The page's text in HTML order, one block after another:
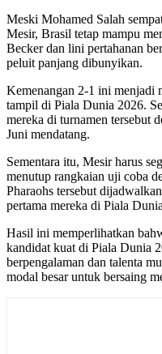
Meski Mohamed Salah
Mesir, Brasil tetap mampu
Becker dan lini pertahanan
peluit panjang dibunyikan.
Kemenangan 2-1 ini menjadi
tampil di Piala Dunia 2026.
mereka di turnamen tersebut
Juni mendatang.
Sementara itu, Mesir harus
menutup rangkaian uji coba
Pharaohs tersebut
pertama mereka di Piala
Hasil ini memperlihatkan
kandidat kuat di Piala Dunia
berpengalaman dan talenta
modal besar untuk bersaing